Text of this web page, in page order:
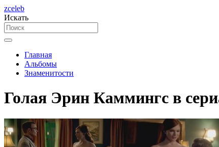
zceleb
Искать
Главная
Альбомы
Знаменитости
Голая Эрин Каммингс в